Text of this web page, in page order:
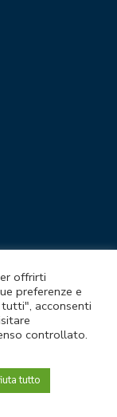
e
offrirti
preferenze e
acconsenti
controllato.
tutto